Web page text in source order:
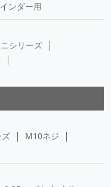
ンダー用
シリーズ
M10ネジ